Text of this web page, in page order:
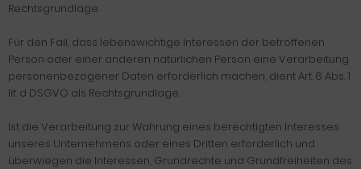
Rechtsgrundlage.
Für den Fall, dass lebenswichtige Interessen der betroffenen
Person oder einer anderen natürlichen Person eine Verarbeitung
personenbezogener Daten erforderlich machen, dient Art. 6 Abs. 1
lit. d DSGVO als Rechtsgrundlage.
Ist die Verarbeitung zur Wahrung eines berechtigten Interesses
unseres Unternehmens oder eines Dritten erforderlich und
überwiegen die Interessen, Grundrechte und Grundfreiheiten des